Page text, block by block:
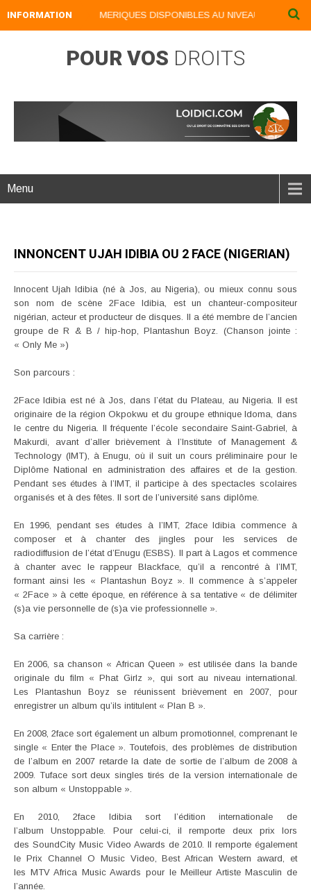
INFORMATION
NOS LIVRES NUMERIQUES DISPONIBLES AU NIVEAU DU MENU
POUR VOS DROITS
Menu
INNONCENT UJAH IDIBIA OU 2 FACE (NIGERIAN)
Innocent Ujah Idibia (né à Jos, au Nigeria), ou mieux connu sous
son nom de scène 2Face Idibia, est un chanteur-compositeur
nigérian, acteur et producteur de disques. Il a été membre de l’ancien
groupe de R & B / hip-hop, Plantashun Boyz. (Chanson jointe :
« Only Me »)
Son parcours :
2Face Idibia est né à Jos, dans l’état du Plateau, au Nigeria. Il est
originaire de la région Okpokwu et du groupe ethnique Idoma, dans
le centre du Nigeria. Il fréquente l’école secondaire Saint-Gabriel, à
Makurdi, avant d’aller brièvement à l’Institute of Management &
Technology (IMT), à Enugu, où il suit un cours préliminaire pour le
Diplôme National en administration des affaires et de la gestion.
Pendant ses études à l’IMT, il participe à des spectacles scolaires
organisés et à des fêtes. Il sort de l’université sans diplôme.
En 1996, pendant ses études à l’IMT, 2face Idibia commence à
composer et à chanter des jingles pour les services de
radiodiffusion de l’état d’Enugu (ESBS). Il part à Lagos et commence
à chanter avec le rappeur Blackface, qu’il a rencontré à l’IMT,
formant ainsi les « Plantashun Boyz ». Il commence à s’appeler
« 2Face » à cette époque, en référence à sa tentative « de délimiter
(s)a vie personnelle de (s)a vie professionnelle ».
Sa carrière :
En 2006, sa chanson « African Queen » est utilisée dans la bande
originale du film « Phat Girlz », qui sort au niveau international.
Les Plantashun Boyz se réunissent brièvement en 2007, pour
enregistrer un album qu’ils intitulent « Plan B ».
En 2008, 2face sort également un album promotionnel, comprenant le
single « Enter the Place ». Toutefois, des problèmes de distribution
de l’album en 2007 retarde la date de sortie de l’album de 2008 à
2009. Tuface sort deux singles tirés de la version internationale de
son album « Unstoppable ».
En 2010, 2face Idibia sort l’édition internationale de
l’album Unstoppable. Pour celui-ci, il remporte deux prix lors
des SoundCity Music Video Awards de 2010. Il remporte également
le Prix Channel O Music Video, Best African Western award, et
les MTV Africa Music Awards pour le Meilleur Artiste Masculin de
l’année.